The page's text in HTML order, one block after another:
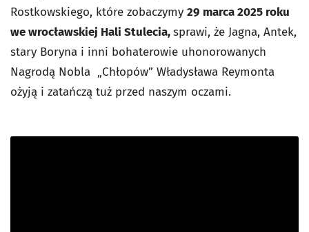
Rostkowskiego, które zobaczymy 29 marca 2025 roku
we wrocławskiej Hali Stulecia,sprawi, że Jagna, Antek,
stary Boryna i inni bohaterowie uhonorowanych
Nagrodą Nobla „Chłopów” Władysława Reymonta
ożyją i zatańczą tuż przed naszym oczami.